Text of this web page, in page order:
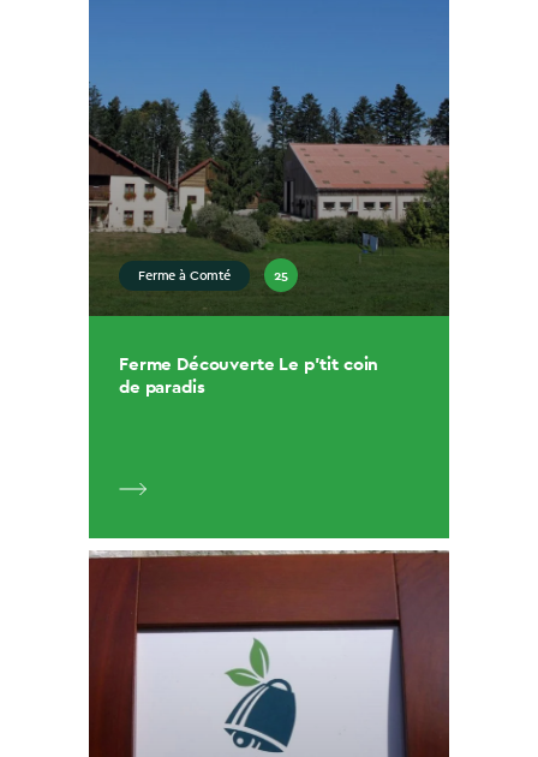
Ferme à Comté 25
Ferme Découverte Le p’tit coin
de paradis